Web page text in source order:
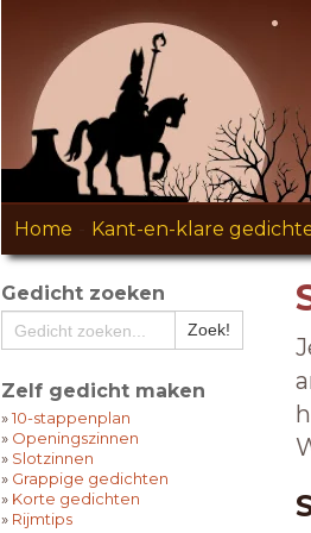
Home Kant-en-klare
Gedicht zoeken
Zelf gedicht maken
»10-stappenplan
» Openingszinnen
» Slotzinnen
» Grappige gedichten
» Korte gedichten
» Rijmtips